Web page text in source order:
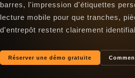
barres, l'impression d'étiquettes
lecture mobile pour que tranches,
d'entrepôt restent clairement
Réserver une démo gratuite